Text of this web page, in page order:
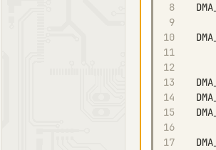
8
9
10
11
12
13
14
15
16
17